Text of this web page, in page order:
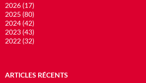
2026 (17)
2025 (80)
2024 (42)
2023 (43)
2022 (32)
ARTICLES RÉCENTS